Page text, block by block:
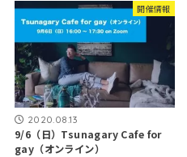
開催情報
2020.08.13
9/6（日）Tsunagary Cafe for
gay（オンライン）